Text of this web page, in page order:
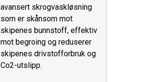
avansert skrogvaskløsning
som er skånsom mot
skipenes bunnstoff, effektiv
mot begroing og reduserer
skipenes drivstofforbruk og
Co2-utslipp.